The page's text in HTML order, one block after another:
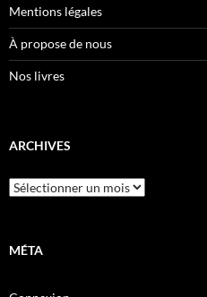
Mentions légales
À propose de nous
Nos livres
ARCHIVES
Archives
MÉTA